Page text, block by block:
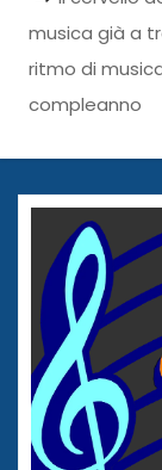
musica già a
ritmo di
compleanno